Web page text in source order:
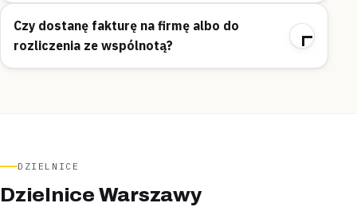
Czy dostanę fakturę na firmę albo do
rozliczenia ze wspólnotą?
DZIELNICE
Dzielnice Warszawy